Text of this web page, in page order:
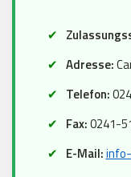
Adresse:
Telefon:
Fax:0241-
E-Mail: